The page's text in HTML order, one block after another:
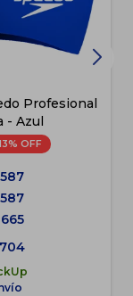
Profesional
- Azul
587
587
665
704